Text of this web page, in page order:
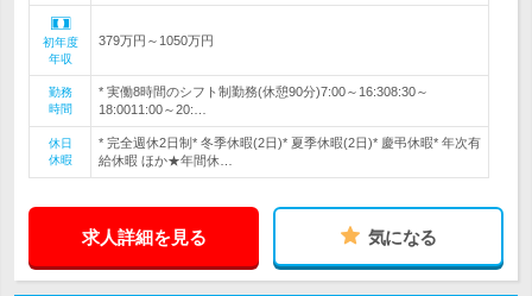
初年度
年収
379万円～1050万円
勤務
時間
* 実働8時間のシフト制勤務(休憩90分)7:00～16:308:30～
18:0011:00～20:…
休日
休暇
* 完全週休2日制* 冬季休暇(2日)* 夏季休暇(2日)* 慶弔休暇* 年次有
給休暇 ほか★年間休…
求人詳細を見る 気になる